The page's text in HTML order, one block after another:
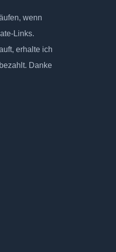
wenn
Links.
erhalte ich
Danke